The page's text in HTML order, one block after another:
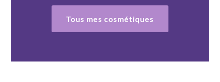
Tous mes cosmétiques